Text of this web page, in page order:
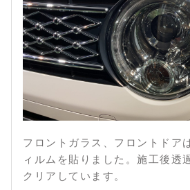
フロントガラス、フロントドア
ィルムを貼りました。施工後透
クリアしています。